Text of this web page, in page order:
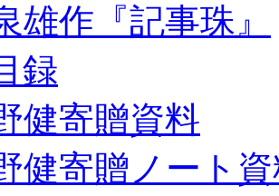
雄作『記事珠』
録
健寄贈資料
健寄贈ノート